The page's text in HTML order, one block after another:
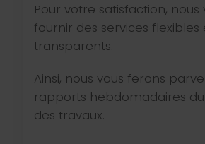
Pour votre satisfaction, nous
fournir des services flexibles
transparents.
Ainsi, nous vous ferons
rapports hebdomadaires
des travaux.